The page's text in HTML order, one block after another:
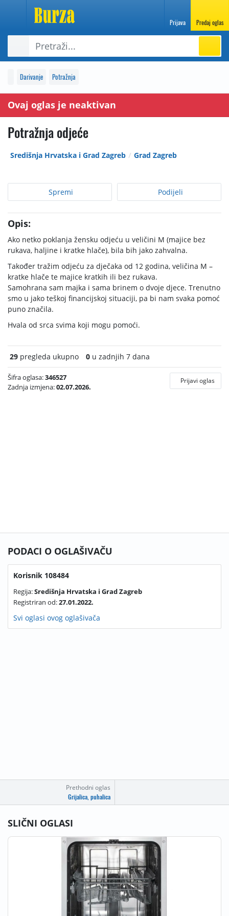
Prijava Predaj oglas
Darivanje Potražnja
Ovaj oglas je neaktivan
Potražnja odjeće
Središnja Hrvatska i Grad Zagreb Grad Zagreb
Spremi Podijeli
Opis:
Ako netko poklanja žensku odjeću u veličini M (majice bez
rukava, haljine i kratke hlače), bila bih jako zahvalna.
Također tražim odjeću za dječaka od 12 godina, veličina M –
kratke hlače te majice kratkih ili bez rukava.
Samohrana sam majka i sama brinem o dvoje djece. Trenutno
smo u jako teškoj financijskoj situaciji, pa bi nam svaka pomoć
puno značila.
Hvala od srca svima koji mogu pomoći.
29 pregleda ukupno 0 u zadnjih 7 dana
Šifra oglasa:346527
Zadnja izmjena:02.07.2026.
Prijavi oglas
Prethodni oglas
Grijalica, puhalica
PODACI O OGLAŠIVAČU
Korisnik 108484
Regija:Središnja Hrvatska i Grad Zagreb
Registriran od:27.01.2022.
Svi oglasi ovog oglašivača
SLIČNI OGLASI